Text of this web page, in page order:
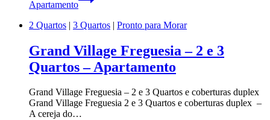
Apartamento
2 Quartos | 3 Quartos | Pronto para Morar
Grand Village Freguesia – 2 e 3
Quartos – Apartamento
Grand Village Freguesia – 2 e 3 Quartos e coberturas duplex
Grand Village Freguesia 2 e 3 Quartos e coberturas duplex –
A cereja do…